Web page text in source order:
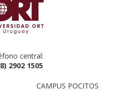
central:
2902 1505
CAMPUS POCITOS